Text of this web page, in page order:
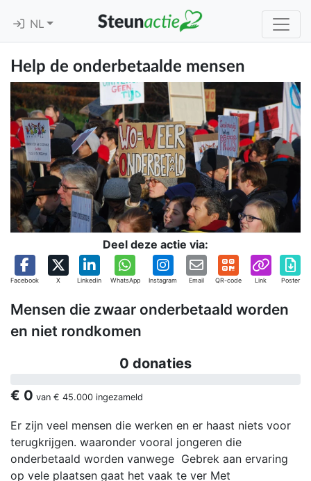
NL
Help de onderbetaalde mensen
Deel deze actie via:
Facebook X Linkedin WhatsApp Instagram Email QR-code Link Poster
Mensen die zwaar onderbetaald worden
en niet rondkomen
0 donaties
€ 0 van € 45.000 ingezameld
Er zijn veel mensen die werken en er haast niets voor
terugkrijgen. waaronder vooral jongeren die
onderbetaald worden vanwege Gebrek aan ervaring
op vele plaatsen gaat het vaak te ver Met